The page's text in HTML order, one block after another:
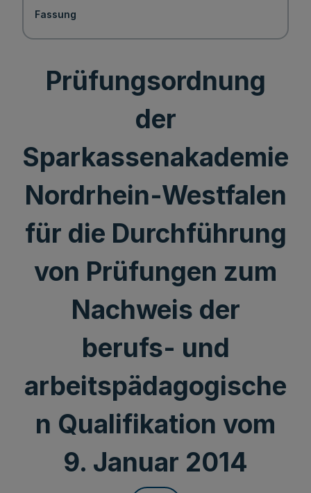
Fassung
Prüfungsordnung
der
Sparkassenakademie
Nordrhein-Westfalen
für die Durchführung
von Prüfungen zum
Nachweis der
berufs- und
arbeitspädagogische
n Qualifikation vom
9. Januar 2014